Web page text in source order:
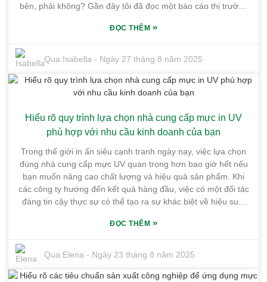
bên, phải không? Gần đây tôi đã đọc một báo cáo thị trường
ở mức khoảng 8,2% CAGR từ năm 2021 đến năm 2026. Đó
cơ hội cho các doanh nghiệp muốn tham gia vào lĩnh vực
này. Các công ty như Guangdong Shunfeng Ink Co., Ltd., có
trụ sở tại Cơ sở công nghiệp hóa chất tinh khiết Honghai của
thành phố Huệ Châu — một vị trí khá chiến lược — đang nỗ
máy rộng hơn 10.000 mét vuông — vì vậy họ được trang bị
khá tốt để cung cấp mực UV chất lượng cao, sáng tạo. Tất
xuất mực UV thực sự có thể tạo ra sự khác biệt nếu bạn
muốn duy trì khả năng cạnh tranh trong một thị trường năng
động như vậy.
ĐỌC THÊM »
Qua:Isabella - Ngày 27 tháng 8 năm 2025
Hiểu rõ quy trình lựa chọn nhà cung cấp mực in UV
phù hợp với nhu cầu kinh doanh của bạn
Trong thế giới in ấn siêu cạnh tranh ngày nay, việc lựa chọn
đúng nhà cung cấp mực UV quan trọng hơn bao giờ hết nếu
bạn muốn nâng cao chất lượng và hiệu quả sản phẩm. Khi
các công ty hướng đến kết quả hàng đầu, việc có một đối tác
đáng tin cậy thực sự có thể tạo ra sự khác biệt về hiệu suất
hàng. Công ty TNHH Mực in Guangdong Shunfeng dễ dàng
Tinh khiết Honghai, tọa lạc tại thị trấn Yonghu, quận Huiyang,
thành phố Huệ Châu, tỉnh Quảng Đông. Nhà máy rộng lớn
của chúng tôi trải dài trên 10.000 mét vuông, và nhờ vị trí
ĐỌC THÊM »
Qua:Elena - Ngày 23 tháng 8 năm 2025